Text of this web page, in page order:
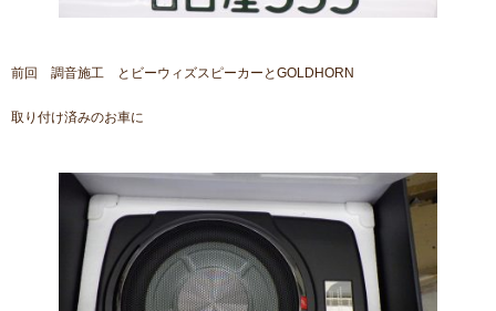
前回 調音施工 とビーウィズスピーカーとGOLDHORN
取り付け済みのお車に